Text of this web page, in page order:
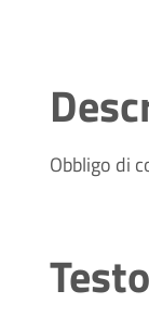
Obbligo di